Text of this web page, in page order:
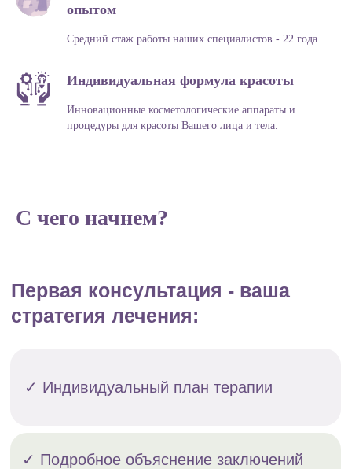
опытом
Средний стаж работы наших специалистов - 22 года.
Индивидуальная формула красоты
Инновационные косметологические аппараты и
процедуры для красоты Вашего лица и тела.
С чего начнем?